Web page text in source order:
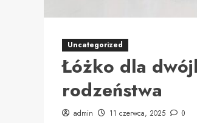
Uncategorized
Łóżko dla
rodzeństwa
admin 11 czerwca, 2025 0